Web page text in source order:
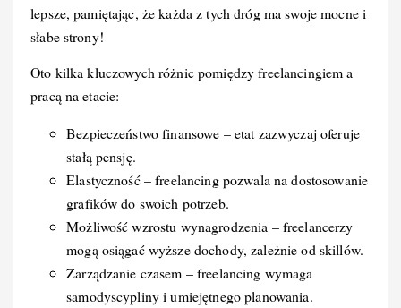
lepsze, pamiętając, że każda z tych dróg ma swoje mocne i
słabe strony!
Oto kilka kluczowych różnic pomiędzy freelancingiem a
pracą na etacie:
Bezpieczeństwo finansowe – etat zazwyczaj oferuje
stałą pensję.
Elastyczność – freelancing pozwala na dostosowanie
grafików do swoich potrzeb.
Możliwość wzrostu wynagrodzenia – freelancerzy
mogą osiągać wyższe dochody, zależnie od skillów.
Zarządzanie czasem – freelancing wymaga
samodyscypliny i umiejętnego planowania.